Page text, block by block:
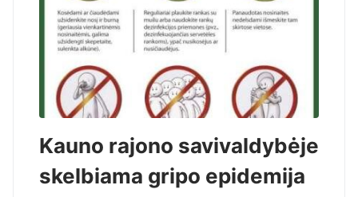
Kauno rajono savivaldybėje
skelbiama gripo epidemija